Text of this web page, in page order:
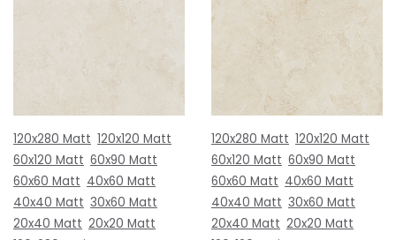
120x280 Matt 120x120 Matt
60x120 Matt 60x90 Matt
60x60 Matt 40x60 Matt
40x40 Matt 30x60 Matt
20x40 Matt 20x20 Matt
120x280 Matt 120x120 Matt
60x120 Matt 60x90 Matt
60x60 Matt 40x60 Matt
40x40 Matt 30x60 Matt
20x40 Matt 20x20 Matt